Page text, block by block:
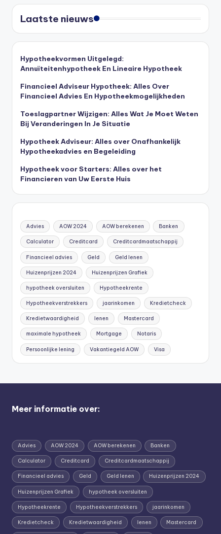
Laatste nieuws
Hypotheekvormen Uitgelegd:
Annuïteitenhypotheek En Lineaire Hypotheek
Financieel Adviseur Hypotheek: Alles Over
Financieel Advies En Hypotheekmogelijkheden
Toeslagpartner Wijzigen: Alles Wat Je Moet Weten
Bij Veranderingen In Je Situatie
Hypotheek Adviseur: Alles over Onafhankelijk
Hypotheekadvies en Begeleiding
Hypotheek voor Starters: Alles over het
Financieren van Uw Eerste Huis
Advies AOW 2024 AOW berekenen Banken
Calculator Creditcard Creditcardmaatschappij
Financieel advies Geld Geld lenen
Huizenprijzen 2024 Huizenprijzen Grafiek
hypotheek oversluiten Hypotheekrente
Hypotheekverstrekkers jaarinkomen Kredietcheck
Kredietwaardigheid lenen Mastercard
maximale hypotheek Mortgage Notaris
Persoonlijke lening Vakantiegeld AOW Visa
Meer informatie over:
Advies AOW 2024 AOW berekenen Banken
Calculator Creditcard Creditcardmaatschappij
Financieel advies Geld Geld lenen Huizenprijzen 2024
Huizenprijzen Grafiek hypotheek oversluiten
Hypotheekrente Hypotheekverstrekkers jaarinkomen
Kredietcheck Kredietwaardigheid lenen Mastercard